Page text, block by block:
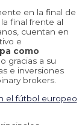
en la final de
final frente al
cuentan en
e
como
gracias a su
e inversiones
brokers.